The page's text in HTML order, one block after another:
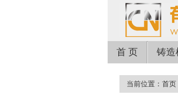
首 页 铸造
当前位置： 首页